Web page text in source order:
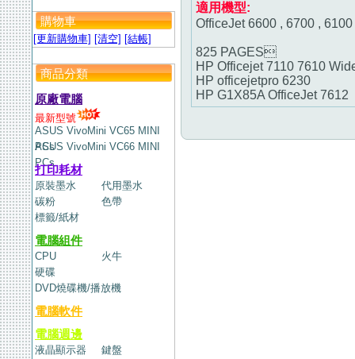
購物車
[更新購物車] [清空] [結帳]
商品分類
原廠電腦
最新型號
ASUS VivoMini VC65 MINI
PCs
ASUS VivoMini VC66 MINI
PCs
打印耗材
原裝墨水
代用墨水
碳粉
色帶
標籤/紙材
電腦組件
CPU
火牛
硬碟
DVD燒碟機/播放機
電腦軟件
電腦週邊
液晶顯示器
鍵盤
適用機型:
OfficeJet 6600 , 6700 , 6100
825 PAGES
HP Officejet 7110 7610
HP officejetpro 6230
HP G1X85A OfficeJet 7612